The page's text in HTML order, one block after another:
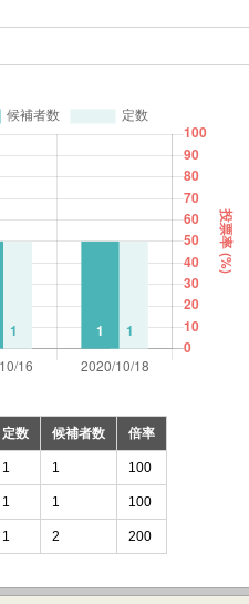
定数 候補者数 倍率
1 1 100
1 1 100
1 2 200